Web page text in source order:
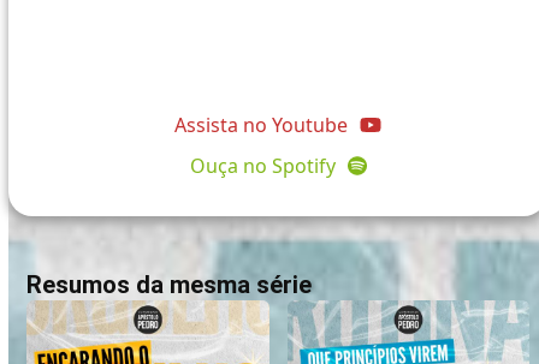
Assista no Youtube
Ouça no Spotify
Resumos da mesma série